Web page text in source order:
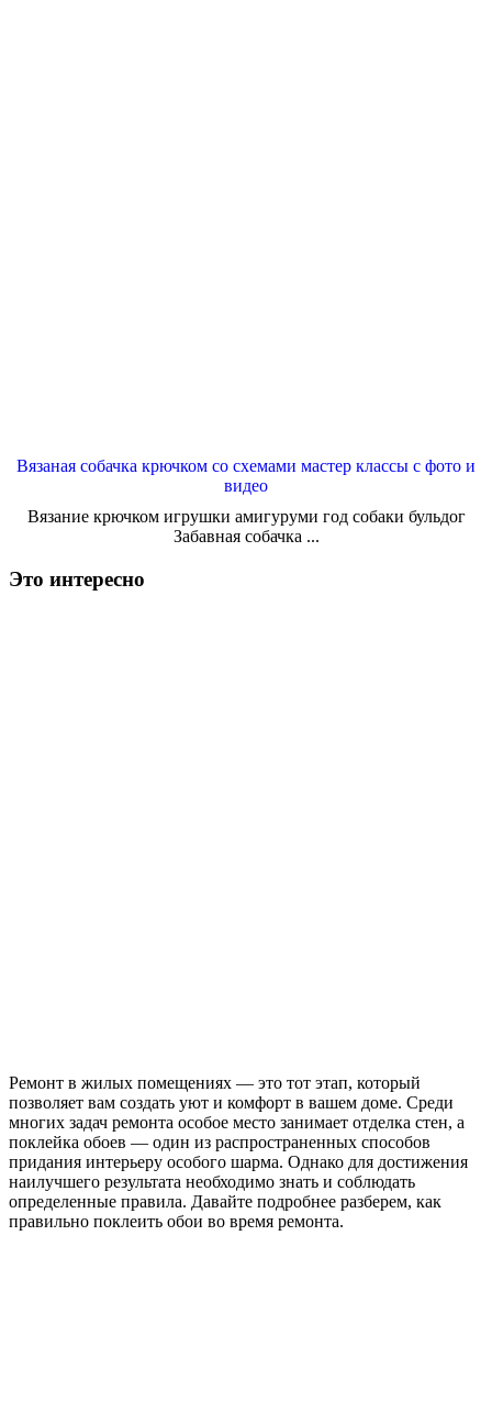
Вязаная собачка крючком со схемами мастер классы с фото и
видео
Вязание крючком игрушки амигуруми год собаки бульдог
Забавная собачка ...
Это интересно
Ремонт в жилых помещениях — это тот этап, который
позволяет вам создать уют и комфорт в вашем доме. Среди
многих задач ремонта особое место занимает отделка стен, а
поклейка обоев — один из распространенных способов
придания интерьеру особого шарма. Однако для достижения
наилучшего результата необходимо знать и соблюдать
определенные правила. Давайте подробнее разберем, как
правильно поклеить обои во время ремонта.